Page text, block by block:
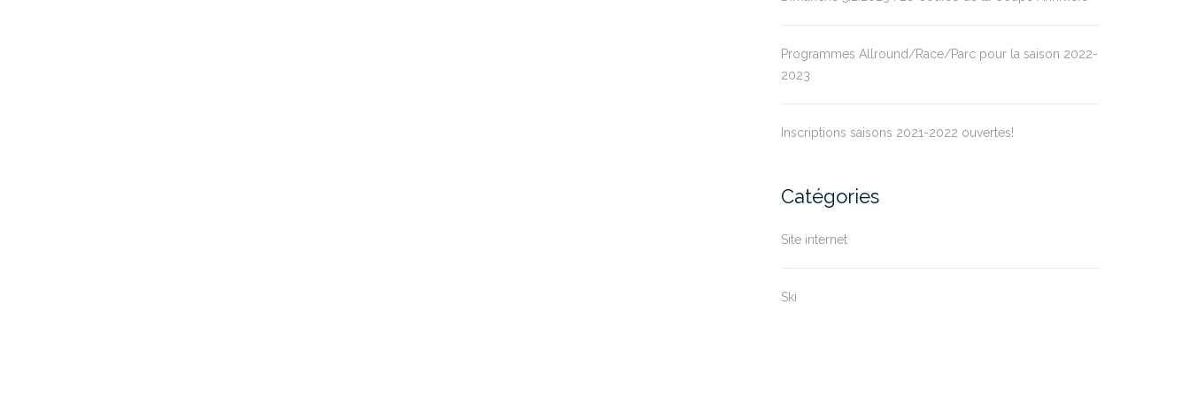
Programmes Allround/Race/Parc pour la saison 2022-
2023
Inscriptions saisons 2021-2022 ouvertes!
Catégories
Site internet
Ski